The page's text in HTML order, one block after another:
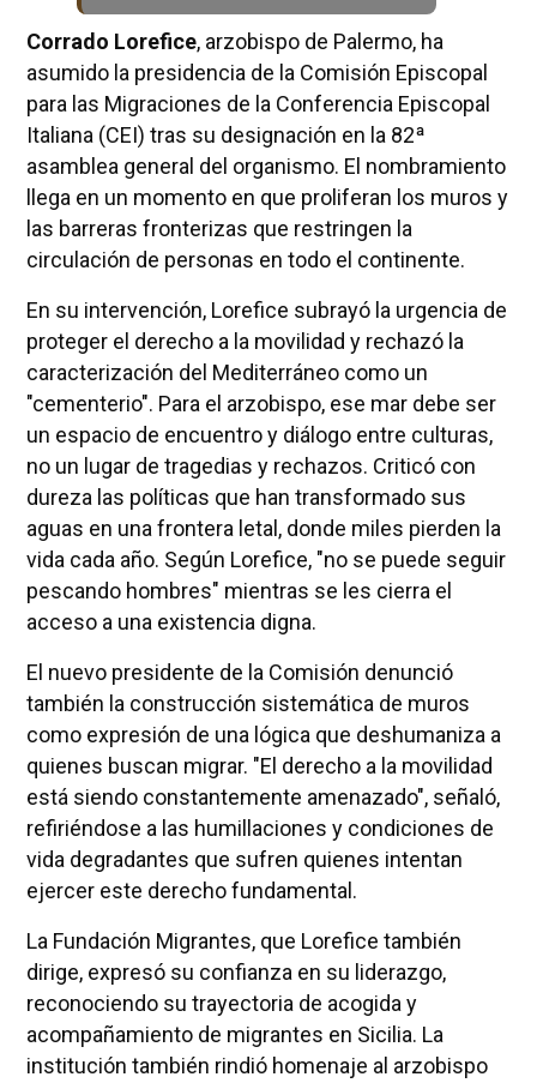
Corrado Lorefice, arzobispo de Palermo, ha
asumido la presidencia de la Comisión Episcopal
para las Migraciones de la Conferencia Episcopal
Italiana (CEI) tras su designación en la 82ª
asamblea general del organismo. El nombramiento
llega en un momento en que proliferan los muros y
las barreras fronterizas que restringen la
circulación de personas en todo el continente.
En su intervención, Lorefice subrayó la urgencia de
proteger el derecho a la movilidad y rechazó la
caracterización del Mediterráneo como un
"cementerio". Para el arzobispo, ese mar debe ser
un espacio de encuentro y diálogo entre culturas,
no un lugar de tragedias y rechazos. Criticó con
dureza las políticas que han transformado sus
aguas en una frontera letal, donde miles pierden la
vida cada año. Según Lorefice, "no se puede seguir
pescando hombres" mientras se les cierra el
acceso a una existencia digna.
El nuevo presidente de la Comisión denunció
también la construcción sistemática de muros
como expresión de una lógica que deshumaniza a
quienes buscan migrar. "El derecho a la movilidad
está siendo constantemente amenazado", señaló,
refiriéndose a las humillaciones y condiciones de
vida degradantes que sufren quienes intentan
ejercer este derecho fundamental.
La Fundación Migrantes, que Lorefice también
dirige, expresó su confianza en su liderazgo,
reconociendo su trayectoria de acogida y
acompañamiento de migrantes en Sicilia. La
institución también rindió homenaje al arzobispo